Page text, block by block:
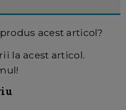
acest articol?
la acest articol.